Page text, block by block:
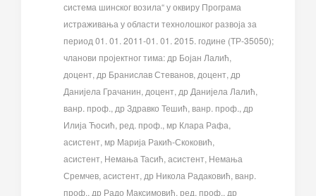
система шинског возила“ у оквиру Програма
истраживања у области технолошког развоја за
период 01. 01. 2011-01. 01. 2015. године (ТР-35050);
чланови пројектног тима: др Бојан Лалић,
доцент, др Бранислав Стеванов, доцент, др
Данијела Грачанин, доцент, др Данијела Лалић,
ванр. проф., др Здравко Тешић, ванр. проф., др
Илија Ћосић, ред. проф., мр Клара Рафа,
асистент, мр Марија Ракић-Скоковић,
асистент, Немања Тасић, асистент, Немања
Сремчев, асистент, др Никола Радаковић, ванр.
проф., др Радо Максимовић, ред. проф., др